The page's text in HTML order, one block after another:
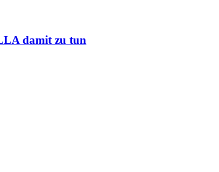
damit zu tun